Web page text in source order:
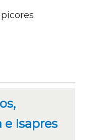
Isapres